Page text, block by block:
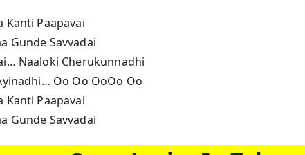
Kanti Paapavai
Gunde Savvadai
Naaloki Cherukunnadhi
Oo Oo OoOo Oo
Kanti Paapavai
Gunde Savvadai